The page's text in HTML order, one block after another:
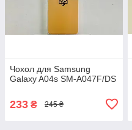
Чохол для Samsung
Galaxy A04s SM-A047F/DS
233 ₴ 245 ₴